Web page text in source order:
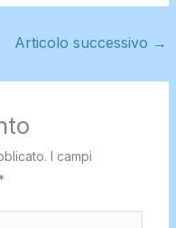
Articolo successivo →
I campi